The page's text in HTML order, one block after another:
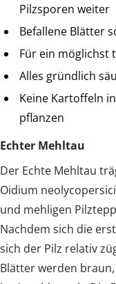
Pilzsporen weiter
Befallene Blätter
Für ein möglichst
Alles gründlich
Keine Kartoffeln
pflanzen
Echter Mehltau
Der Echte Mehltau
Oidium
und mehligen
Nachdem sich die
sich der Pilz relativ
Blätter werden